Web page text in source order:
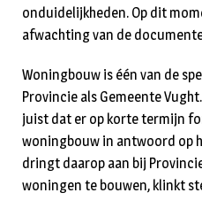
onduidelijkheden. Op dit
afwachting van de
Woningbouw is één van de
Provincie als Gemeente
juist dat er op korte termijn
woningbouw in antwoord op
dringt daarop aan bij
woningen te bouwen, klinkt